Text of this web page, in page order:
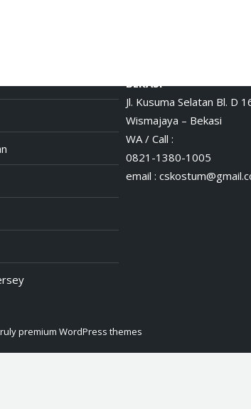
BEKASI
Jl. Kusuma Selatan Bl. D
Wismajaya – Bekasi
WA / Call :
0821-1380-1005
email :
premium WordPress themes